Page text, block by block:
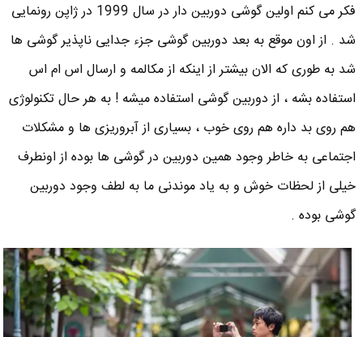
فکر می کنم اولین گوشی دوربین دار در سال 1999 در ژاپن رونمایی
شد . از اون موقع به بعد دوربین گوشی جزء جدایی ناپذیر گوشی ها
شد به طوری که الان بیشتر از اینکه از مکالمه و ارسال اس ام اس
استفاده بشه ، از دوربین گوشی استفاده میشه ! به هر حال تکنولوژی
هم روی بد داره هم روی خوب ، بسیاری از آبروریزی ها و مشکلات
اجتماعی به خاطر وجود همین دوربین در گوشی ها بوده از اونطرف
خیلی از لحظات خوش و به یاد موندنی ما به لطف وجود دوربین
گوشی بوده .